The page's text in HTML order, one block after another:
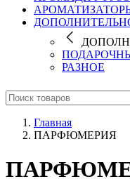
РАЗНОЕ
Главная
ПАРФЮМЕРИЯ